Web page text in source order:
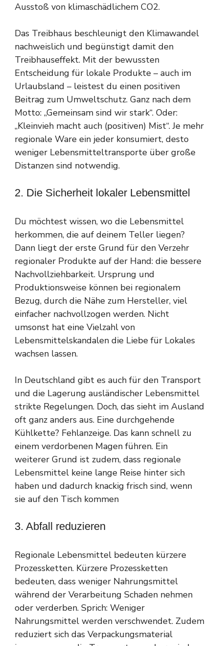
Ausstoß von klimaschädlichem CO2.
Das Treibhaus beschleunigt den Klimawandel
nachweislich und begünstigt damit den
Treibhauseffekt. Mit der bewussten
Entscheidung für lokale Produkte – auch im
Urlaubsland – leistest du einen positiven
Beitrag zum Umweltschutz. Ganz nach dem
Motto: „Gemeinsam sind wir stark“. Oder:
„Kleinvieh macht auch (positiven) Mist“. Je mehr
regionale Ware ein jeder konsumiert, desto
weniger Lebensmitteltransporte über große
Distanzen sind notwendig.
2. Die Sicherheit lokaler Lebensmittel
Du möchtest wissen, wo die Lebensmittel
herkommen, die auf deinem Teller liegen?
Dann liegt der erste Grund für den Verzehr
regionaler Produkte auf der Hand: die bessere
Nachvollziehbarkeit. Ursprung und
Produktionsweise können bei regionalem
Bezug, durch die Nähe zum Hersteller, viel
einfacher nachvollzogen werden. Nicht
umsonst hat eine Vielzahl von
Lebensmittelskandalen die Liebe für Lokales
wachsen lassen.
In Deutschland gibt es auch für den Transport
und die Lagerung ausländischer Lebensmittel
strikte Regelungen. Doch, das sieht im Ausland
oft ganz anders aus. Eine durchgehende
Kühlkette? Fehlanzeige. Das kann schnell zu
einem verdorbenen Magen führen. Ein
weiterer Grund ist zudem, dass regionale
Lebensmittel keine lange Reise hinter sich
haben und dadurch knackig frisch sind, wenn
sie auf den Tisch kommen
3. Abfall reduzieren
Regionale Lebensmittel bedeuten kürzere
Prozessketten. Kürzere Prozessketten
bedeuten, dass weniger Nahrungsmittel
während der Verarbeitung Schaden nehmen
oder verderben. Sprich: Weniger
Nahrungsmittel werden verschwendet. Zudem
reduziert sich das Verpackungsmaterial